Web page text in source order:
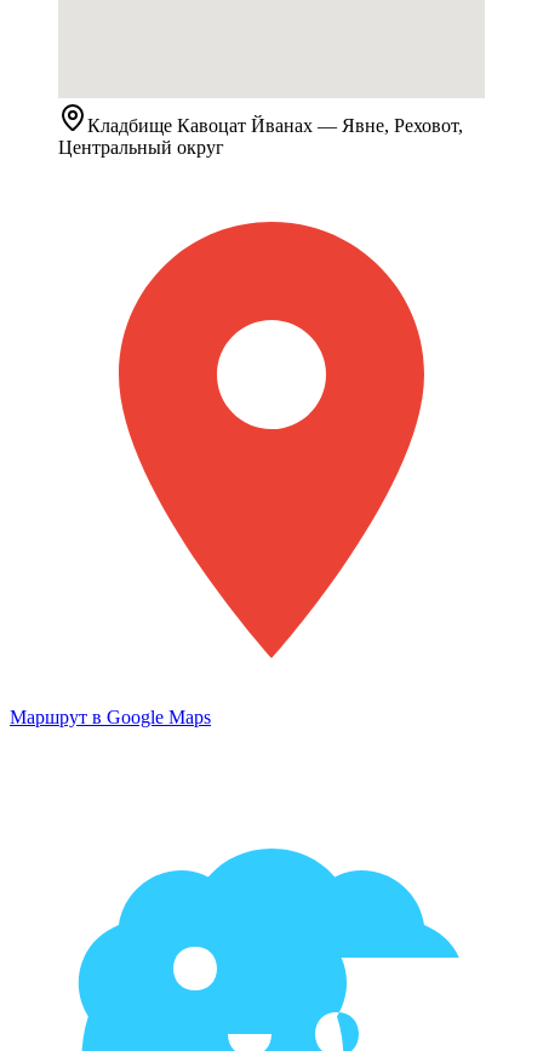
Кладбище Кавоцат Йванах — Явне, Реховот,
Центральный округ
Маршрут в Google Maps